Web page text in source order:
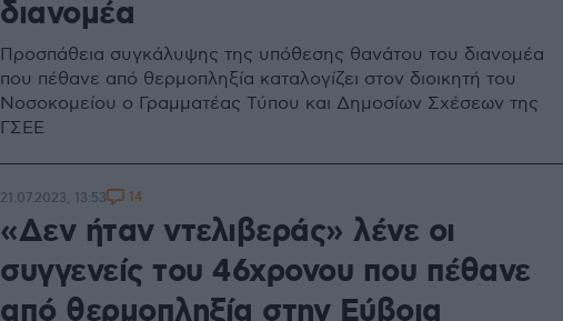
διανομέα
Προσπάθεια συγκάλυψης της υπόθεσης θανάτου του διανομέα
που πέθανε από θερμοπληξία καταλογίζει στον διοικητή του
Νοσοκομείου ο Γραμματέας Τύπου και Δημοσίων Σχέσεων της
ΓΣΕΕ
«Δεν ήταν ντελιβεράς» λένε οι
συγγενείς του 46χρονου που πέθανε
από θερμοπληξία στην Εύβοια
21.07.2023, 13:53 14